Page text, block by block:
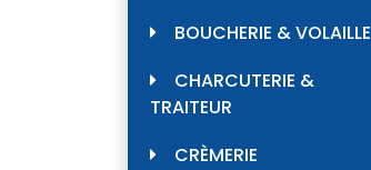
BOUCHERIE & VOLAILLE
CHARCUTERIE &
TRAITEUR
CRÈMERIE